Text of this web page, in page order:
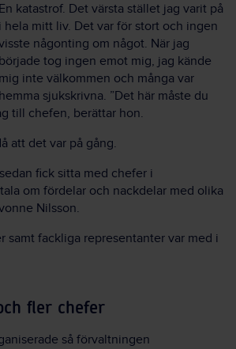
En katastrof. Det värsta stället jag varit på
i hela mitt liv. Det var för stort och ingen
någonting om något. När jag
började tog ingen emot mig, jag kände
mig inte välkommen och många var
hemma sjukskrivna. ”Det här måste du
till chefen, berättar hon.
att det var på gång.
fick sitta med chefer i
om fördelar och nackdelar med olika
Nilsson.
samt fackliga representanter var med i
fler chefer
så förvaltningen